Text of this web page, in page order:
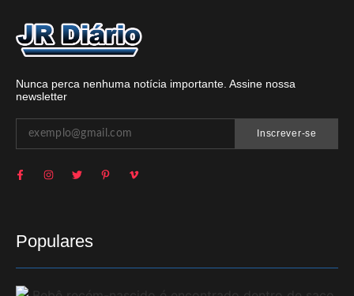
Nunca perca nenhuma notícia importante. Assine nossa
newsletter
Inscrever-se
Populares